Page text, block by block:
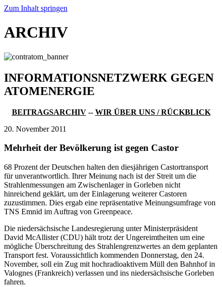
Zum Inhalt springen
ARCHIV
INFORMATIONSNETZWERK GEGEN
ATOMENERGIE
BEITRAGSARCHIV-- WIR ÜBER UNS / RÜCKBLICK
20. November 2011
Mehrheit der Bevölkerung ist gegen Castor
68 Prozent der Deutschen halten den diesjährigen Castortransport
für unverantwortlich. Ihrer Meinung nach ist der Streit um die
Strahlenmessungen am Zwischenlager in Gorleben nicht
hinreichend geklärt, um der Einlagerung weiterer Castoren
zuzustimmen. Dies ergab eine repräsentative Meinungsumfrage von
TNS Emnid im Auftrag von Greenpeace.
Die niedersächsische Landesregierung unter Ministerpräsident
David McAllister (CDU) hält trotz der Ungereimtheiten um eine
mögliche Überschreitung des Strahlengrenzwertes an dem geplanten
Transport fest. Voraussichtlich kommenden Donnerstag, den 24.
November, soll ein Zug mit hochradioaktivem Müll den Bahnhof in
Valognes (Frankreich) verlassen und ins niedersächsische Gorleben
fahren.